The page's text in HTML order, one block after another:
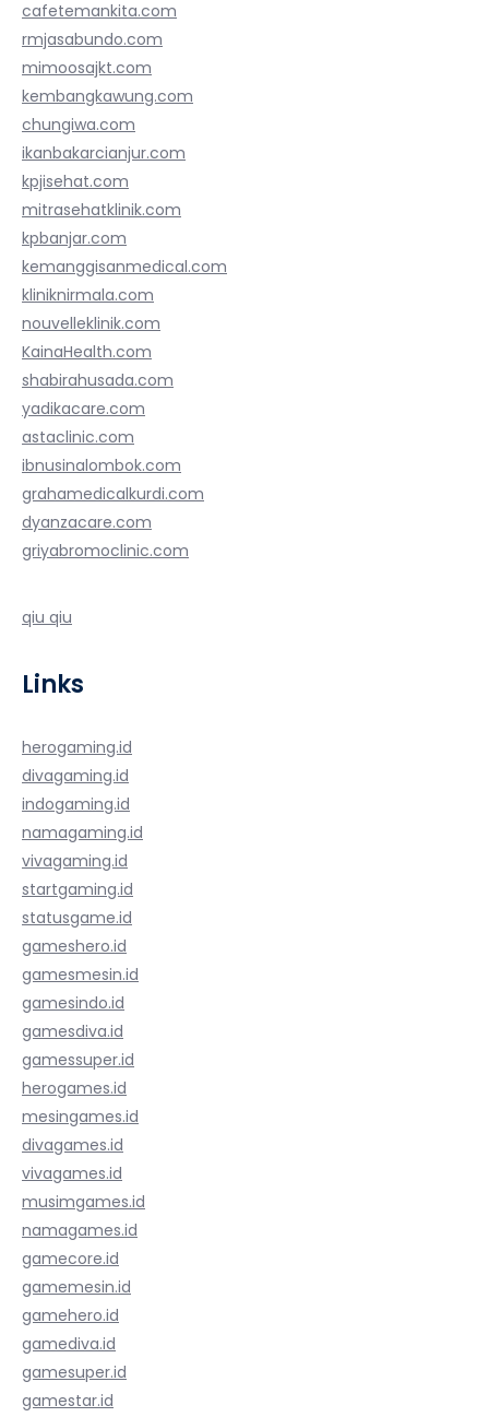
cafetemankita.com
rmjasabundo.com
mimoosajkt.com
kembangkawung.com
chungiwa.com
ikanbakarcianjur.com
kpjisehat.com
mitrasehatklinik.com
kpbanjar.com
kemanggisanmedical.com
kliniknirmala.com
nouvelleklinik.com
KainaHealth.com
shabirahusada.com
yadikacare.com
astaclinic.com
ibnusinalombok.com
grahamedicalkurdi.com
dyanzacare.com
griyabromoclinic.com
qiu qiu
Links
herogaming.id
divagaming.id
indogaming.id
namagaming.id
vivagaming.id
startgaming.id
statusgame.id
gameshero.id
gamesmesin.id
gamesindo.id
gamesdiva.id
gamessuper.id
herogames.id
mesingames.id
divagames.id
vivagames.id
musimgames.id
namagames.id
gamecore.id
gamemesin.id
gamehero.id
gamediva.id
gamesuper.id
gamestar.id